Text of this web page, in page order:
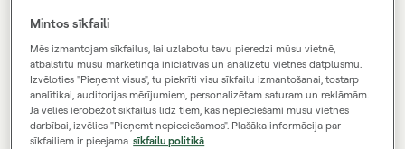
Tev nav Mintos konta?
E-pasts
Mintos sīkfaili
Mēs izmantojam sīkfailus, lai uzlabotu tavu pieredzi mūsu vietnē,
atbalstītu mūsu mārketinga iniciatīvas un analizētu vietnes datplūsmu.
Izvēloties "Pieņemt visus", tu piekrīti visu sīkfailu izmantošanai, tostarp
analītikai, auditorijas mērījumiem, personalizētam saturam un reklāmām.
Ja vēlies ierobežot sīkfailus līdz tiem, kas nepieciešami mūsu vietnes
darbībai, izvēlies "Pieņemt nepieciešamos". Plašāka informācija par
sīkfailiem ir pieejama sīkfailu politikā